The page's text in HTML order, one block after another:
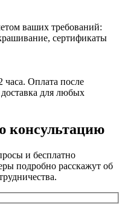
ваших требований:
сертификаты
часа. Оплата после
для любых
консультацию
и бесплатно
подробно расскажут об